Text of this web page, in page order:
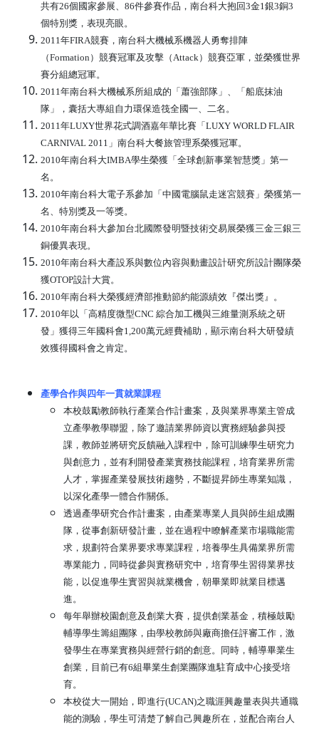
共有26個國家參展、86件參賽作品，南台科大抱回3金1銀3銅3
個特別獎，表現亮眼。
2011年FIRA競賽，南台科大機械系機器人勇奪排陣
（Formation）競賽冠軍及攻擊（Attack）競賽亞軍，並榮獲世界
賽分組總冠軍。
2011年南台科大機械系所組成的「蕭強部隊」、「船底抹油
隊」，囊括大專組自力環保造筏全國一、二名。
2011年LUXY世界花式調酒嘉年華比賽「LUXY WORLD FLAIR
CARNIVAL 2011」南台科大餐旅管理系榮獲冠軍。
2010年南台科大IMBA學生榮獲「全球創新事業智慧獎」第一
名。
2010年南台科大電子系參加「中國電腦鼠走迷宮競賽」榮獲第一
名、特別獎及一等獎。
2010年南台科大參加台北國際發明暨技術交易展榮獲三金三銀三
銅優異表現。
2010年南台科大產設系與數位內容與動畫設計研究所設計團隊榮
獲OTOP設計大賞。
2010年南台科大榮獲經濟部推動節約能源績效『傑出獎』。
2010年以「高精度微型CNC 綜合加工機與三維量測系統之研
發」獲得三年國科會1,200萬元經費補助，顯示南台科大研發績
效獲得國科會之肯定。
產學合作與四年一貫就業課程
本校鼓勵教師執行產業合作計畫案，及與業界專業主管成
立產學教學聯盟，除了邀請業界師資以實務經驗參與授
課，教師並將研究反饋融入課程中，除可訓練學生研究力
與創意力，並有利開發產業實務技能課程，培育業界所需
人才，掌握產業發展技術趨勢，不斷提昇師生專業知識，
以深化產學一體合作關係。
透過產學研究合作計畫案，由產業專業人員與師生組成團
隊，從事創新研發計畫，並在過程中瞭解產業市場職能需
求，規劃符合業界要求專業課程，培養學生具備業界所需
專業能力，同時從參與實務研究中，培育學生習得業界技
能，以促進學生實習與就業機會，朝畢業即就業目標邁
進。
每年舉辦校園創意及創業大賽，提供創業基金，積極鼓勵
輔導學生籌組團隊，由學校教師與廠商擔任評審工作，激
發學生在專業實務與經營行銷的創意。同時，輔導畢業生
創業，目前已有6組畢業生創業團隊進駐育成中心接受培
育。
本校從大一開始，即進行(UCAN)之職涯興趣量表與共通職
能的測驗，學生可清楚了解自己興趣所在，並配合南台人